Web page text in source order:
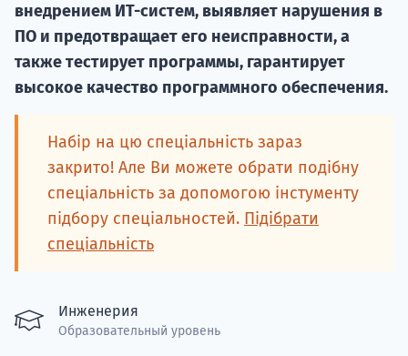
внедрением ИТ-систем, выявляет нарушения в
ПО и предотвращает его неисправности, а
также тестирует программы, гарантирует
высокое качество программного обеспечения.
Набір на цю спеціальність зараз
закрито! Але Ви можете обрати подібну
спеціальність за допомогою інстументу
підбору спеціальностей. Підібрати
спеціальність
Инженерия
Образовательный уровень